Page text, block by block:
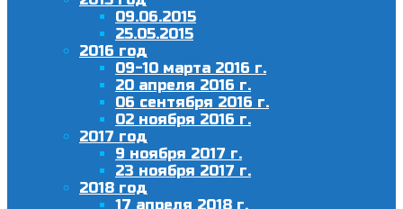
09.06.2015
25.05.2015
2016 год
09-10 марта 2016 г.
20 апреля 2016 г.
06 сентября 2016 г.
02 ноября 2016 г.
2017 год
9 ноября 2017 г.
23 ноября 2017 г.
2018 год
17 апреля 2018 г.